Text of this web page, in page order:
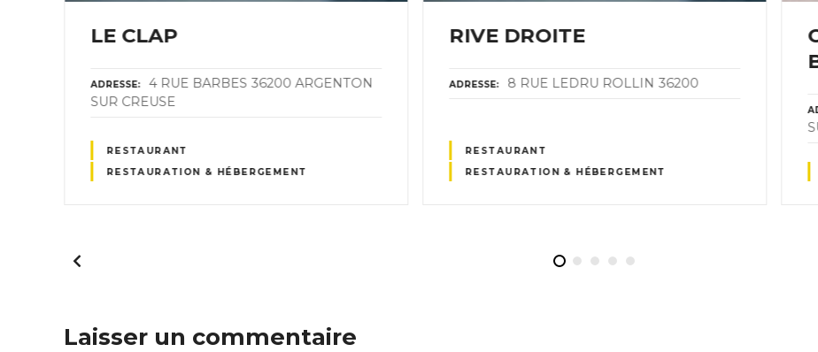
LE CLAP
ADRESSE
4 RUE BARBES 36200 ARGENTON
SUR CREUSE
RESTAURANT
RESTAURATION & HÉBERGEMENT
RIVE DROITE
ADRESSE 8 RUE LEDRU ROLLIN 36200
RESTAURANT
RESTAURATION & HÉBERGEMENT
Laisser un commentaire